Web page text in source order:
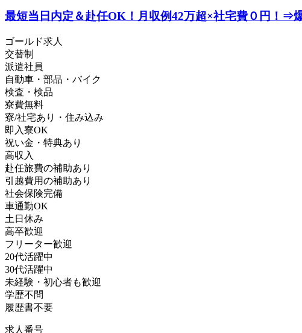
最短当日内定＆赴任OK！月収例42万超×社宅費０円！⇒
ゴールド求人
交替制
派遣社員
自動車・部品・バイク
検査・検品
寮費無料
寮/社宅あり・住み込み
即入寮OK
祝い金・特典あり
高収入
赴任旅費の補助あり
引越費用の補助あり
社会保険完備
車通勤OK
土日休み
高卒歓迎
フリーター歓迎
20代活躍中
30代活躍中
未経験・初心者も歓迎
学歴不問
履歴書不要
求人番号